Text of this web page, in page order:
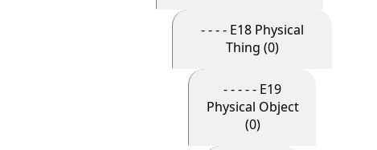
- - - - E18 Physical
Thing (0)
- - - - - E19
Physical Object
(0)